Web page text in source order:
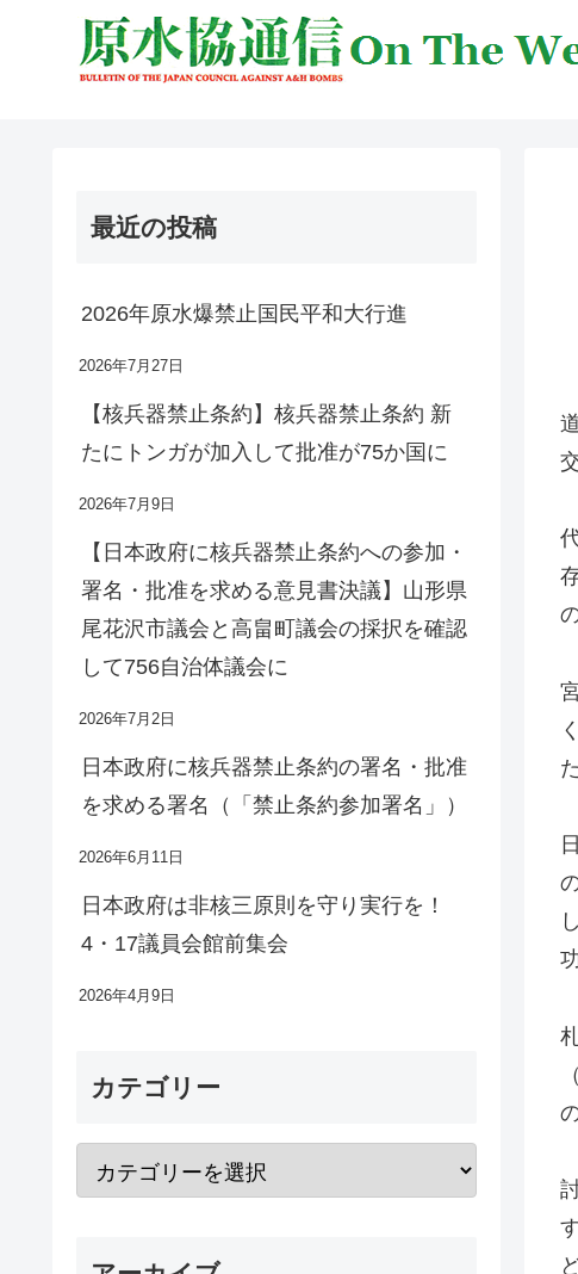
最近の投稿
2026年原水爆禁止国民平和大行進
2026年7月27日
【核兵器禁止条約】核兵器禁止条約 新
たにトンガが加入して批准が75か国に
2026年7月9日
【日本政府に核兵器禁止条約への参加・
署名・批准を求める意見書決議】山形県
尾花沢市議会と高畠町議会の採択を確認
して756自治体議会に
2026年7月2日
日本政府に核兵器禁止条約の署名・批准
を求める署名（「禁止条約参加署名」）
2026年6月11日
日本政府は非核三原則を守り実行を！
4・17議員会館前集会
2026年4月9日
カテゴリー